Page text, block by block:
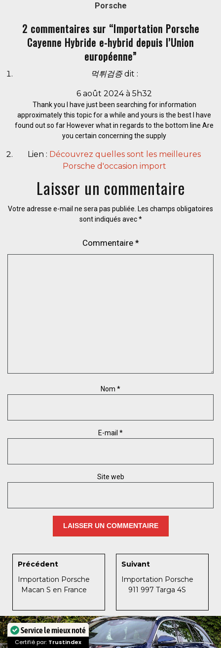
Porsche
2 commentaires sur “Importation Porsche
Cayenne Hybride e-hybrid depuis l’Union
européenne”
먹튀검증 dit :
6 août 2024 à 5h32
Thank you I have just been searching for information
approximately this topic for a while and yours is the best I have
found out so far However what in regards to the bottom line Are
you certain concerning the supply
Lien : Découvrez quelles sont les meilleures
Porsche d'occasion import
Laisser un commentaire
Votre adresse e-mail ne sera pas publiée. Les champs obligatoires
sont indiqués avec*
Commentaire *
Nom *
E-mail *
Site web
Précédent
Importation Porsche
Macan S en France
Suivant
Importation Porsche
911 997 Targa 4S
Service le mieux noté
Certifié par: Trustindex